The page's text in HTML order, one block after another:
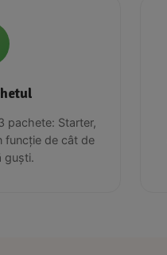
pachete: Starter,
funcție de cât de
guști.